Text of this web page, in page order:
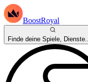
BoostRoyal
Finde deine Spiele, Dienste...